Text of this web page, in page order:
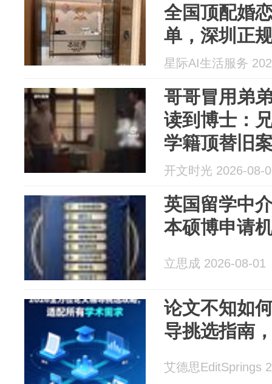
全国顶配婚
单，深圳正
机构推荐名
星际AI生活服务
哥哥冒用弟
读到博士：
学籍顶替旧
硕博学历及
开文时光 2026-08-
英国留学中
本硕博申请
立思成 2026-08-01
论文不知如
导挑选指南
艾德思EditSprings